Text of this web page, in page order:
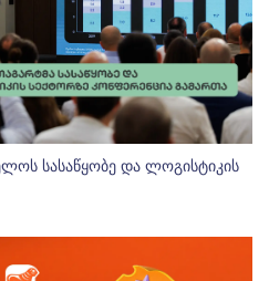
სასაწყობე და ლოგისტიკის